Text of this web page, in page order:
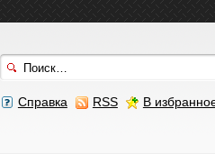
Справка RSS В